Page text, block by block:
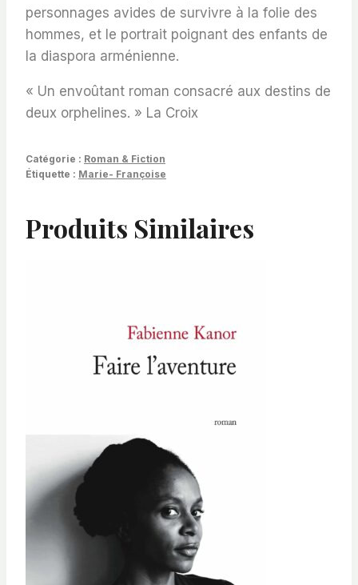
personnages avides de survivre à la folie des
hommes, et le portrait poignant des enfants de
la diaspora arménienne.
« Un envoûtant roman consacré aux destins de
deux orphelines. » La Croix
Catégorie : Roman & Fiction
Étiquette : Marie- Françoise
Produits Similaires